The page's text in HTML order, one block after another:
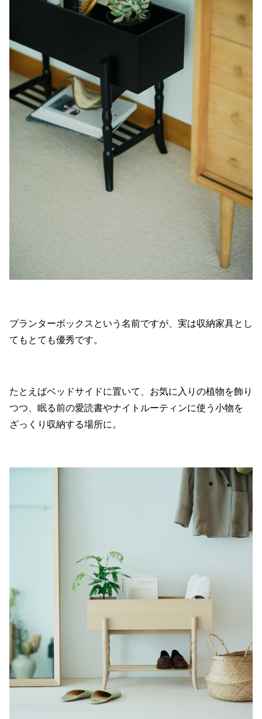
プランターボックスという名前ですが、実は収納家具とし
てもとても優秀です。
たとえばベッドサイドに置いて、お気に入りの植物を飾り
つつ、眠る前の愛読書やナイトルーティンに使う小物を
ざっくり収納する場所に。